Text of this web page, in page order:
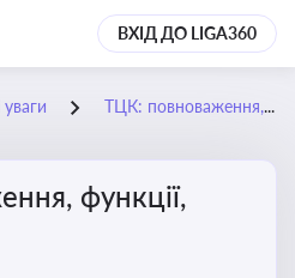
ВХІД ДО LIGA360
ТЦК: повноваження, функції, перевірки
функції,